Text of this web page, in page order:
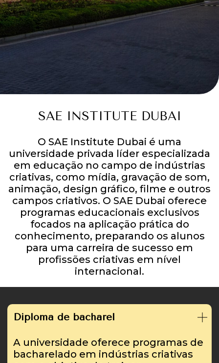
SAE INSTITUTE DUBAI
O SAE Institute Dubai é uma
universidade privada líder especializada
em educação no campo de indústrias
criativas, como mídia, gravação de som,
animação, design gráfico, filme e outros
campos criativos. O SAE Dubai oferece
programas educacionais exclusivos
focados na aplicação prática do
conhecimento, preparando os alunos
para uma carreira de sucesso em
profissões criativas em nível
internacional.
Diploma de bacharel
A universidade oferece programas de
bacharelado em indústrias criativas